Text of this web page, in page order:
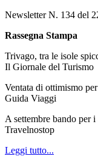
Newsletter N. 134 del
Rassegna Stampa
Trivago, tra le isole
Il Giornale del Turismo
Ventata di ottimismo
Guida Viaggi
A settembre bando per
Travelnostop
Leggi tutto...